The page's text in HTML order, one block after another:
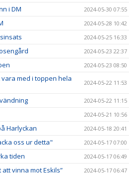
i DM 2024-05-30 07:55
2024-05-28 10:42
2024-05-25 16:33
2024-05-23 22:37
2024-05-23 08:50
med i toppen hela
2024-05-22 11:53
2024-05-22 11:15
2024-05-21 10:56
Harlyckan 2024-05-18 20:41
oss ur detta" 2024-05-17 07:00
tiden 2024-05-17 06:49
att vinna mot Eskils” 2024-05-17 06:47